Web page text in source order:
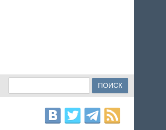
ФОРМА ПОИСКА